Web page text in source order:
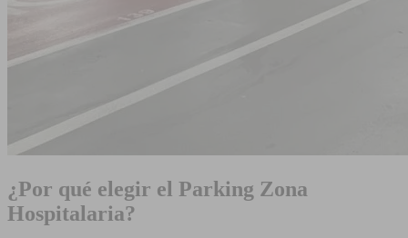
¿Por qué elegir el Parking Zona
Hospitalaria?